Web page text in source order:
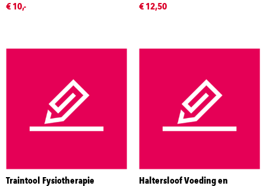
€ 10,-
€ 12,50
Traintool Fysiotherapie
Haltersloof Voeding en